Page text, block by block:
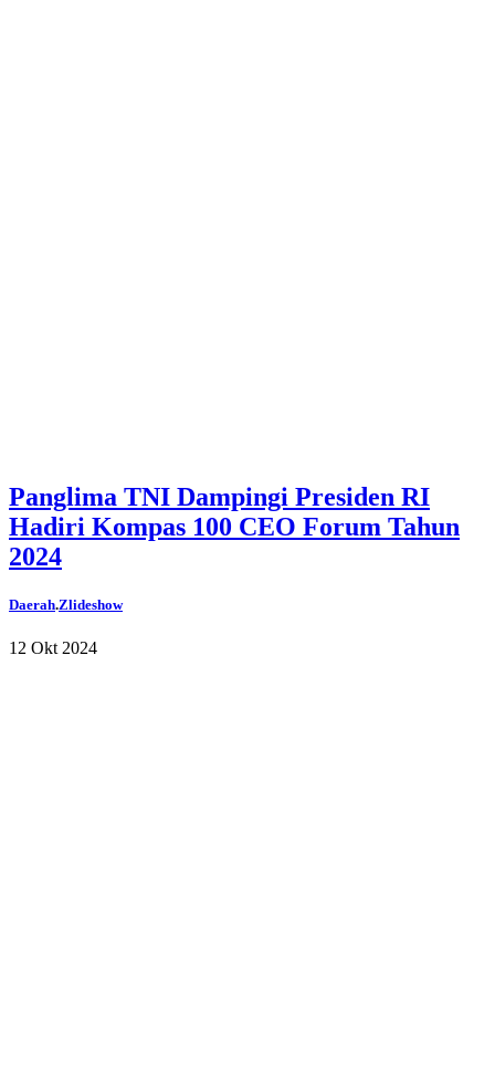
Panglima TNI Dampingi Presiden RI
Hadiri Kompas 100 CEO Forum Tahun
2024
Daerah.Zlideshow
12 Okt 2024